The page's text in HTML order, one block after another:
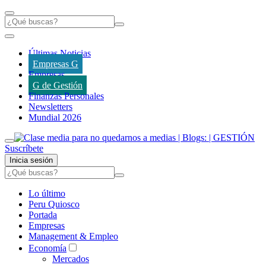
Últimas Noticias
Empresas G
Empresas
G de Gestión
Finanzas Personales
Newsletters
Mundial 2026
Suscríbete
Inicia sesión
Lo último
Peru Quiosco
Portada
Empresas
Management & Empleo
Economía
Mercados